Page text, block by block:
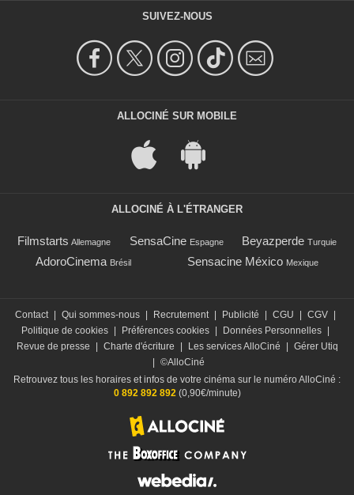
SUIVEZ-NOUS
ALLOCINÉ SUR MOBILE
ALLOCINÉ À L'ÉTRANGER
Filmstarts Allemagne SensaCine Espagne Beyazperde Turquie
AdoroCinema Brésil Sensacine México Mexique
Contact Qui sommes-nous Recrutement Publicité CGU CGV
Politique de cookies
Préférences cookies Données Personnelles
Revue de presse
Charte d'écriture Les services AlloCiné
Gérer Utiq
©AlloCiné
Retrouvez tous les horaires et infos de votre cinéma sur le numéro AlloCiné :
0 892 892 892(0,90€/minute)